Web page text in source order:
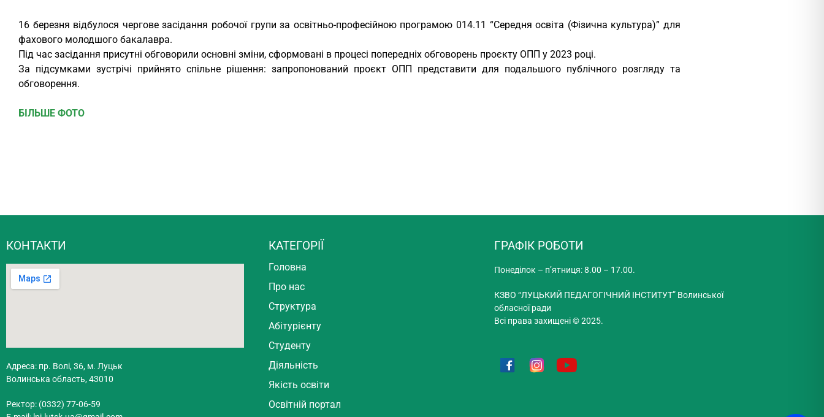
16 березня відбулося чергове засідання робочої групи за освітньо-професійною програмою 014.11 “Середня освіта (Фізична культура)” для
фахового молодшого бакалавра.
Під час засідання присутні обговорили основні зміни, сформовані в процесі попередніх обговорень проєкту ОПП у 2023 році.
За підсумками зустрічі прийнято спільне рішення: запропонований проєкт ОПП представити для подальшого публічного розгляду та
обговорення.
БІЛЬШЕ ФОТО
КОНТАКТИ
Адреса: пр. Волі, 36, м. Луцьк
Волинська область, 43010
Ректор: (0332) 77-06-59
КАТЕГОРІЇ
Головна
Про нас
Структура
Абітурієнту
Студенту
Діяльність
Якість освіти
Освітній портал
ГРАФІК РОБОТИ
Понеділок – п’ятниця: 8.00 – 17.00.
КЗВО “ЛУЦЬКИЙ ПЕДАГОГІЧНИЙ ІНСТИТУТ” Волинської
обласної ради
Всі права захищені © 2025.